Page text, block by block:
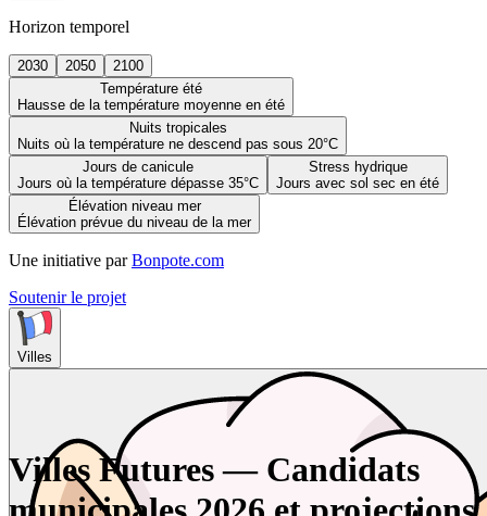
Horizon temporel
2030 2050
2100
Température été
Hausse de la température moyenne en été
Nuits tropicales
Nuits où la température ne descend pas sous 20°C
Jours de canicule
Jours où la température dépasse 35°C
Stress hydrique
Jours avec sol sec en été
Élévation niveau mer
Élévation prévue du niveau de la mer
Une initiative par Bonpote.com
Soutenir le projet
Villes
Villes Futures — Candidats